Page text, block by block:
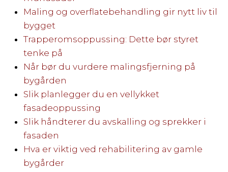
Maling og overflatebehandling gir nytt liv til
bygget
Trapperomsoppussing: Dette bør styret
tenke på
Når bør du vurdere malingsfjerning på
bygården
Slik planlegger du en vellykket
fasadeoppussing
Slik håndterer du avskalling og sprekker i
fasaden
Hva er viktig ved rehabilitering av gamle
bygårder